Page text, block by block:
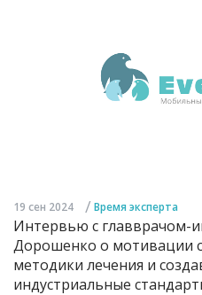
19 сен 2024 / Время эксперта
Интервью с главврачом-
Дорошенко о мотивации
методики лечения и
индустриальные